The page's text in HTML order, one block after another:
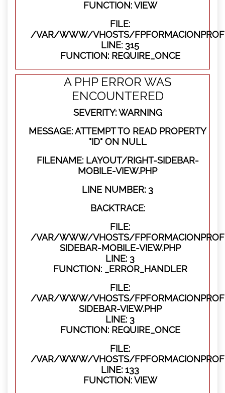
FUNCTION: VIEW
FILE:
/VAR/WWW/VHOSTS/
LINE: 315
FUNCTION: REQUIRE_ONCE
A PHP ERROR WAS
ENCOUNTERED
SEVERITY: WARNING
MESSAGE: ATTEMPT TO READ PROPERTY
"ID" ON NULL
FILENAME: LAYOUT/RIGHT-SIDEBAR-
MOBILE-VIEW.PHP
LINE NUMBER: 3
BACKTRACE:
FILE:
/VAR/WWW/VHOSTS/
SIDEBAR-MOBILE-VIEW.PHP
LINE: 3
FUNCTION: _ERROR_HANDLER
FILE:
/VAR/WWW/VHOSTS/
SIDEBAR-VIEW.PHP
LINE: 3
FUNCTION: REQUIRE_ONCE
FILE:
/VAR/WWW/VHOSTS/
LINE: 133
FUNCTION: VIEW